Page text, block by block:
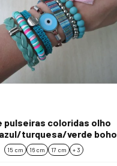
pulseiras coloridas olho
turquesa/verde boho
15 cm 16 cm 17 cm + 3